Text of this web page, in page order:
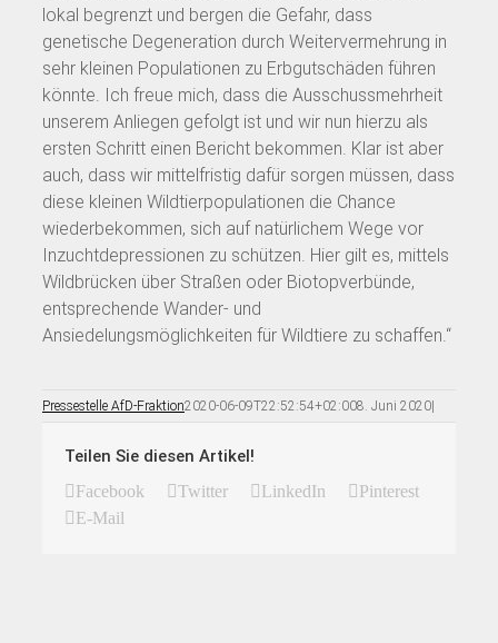
lokal begrenzt und bergen die Gefahr, dass
genetische Degeneration durch Weitervermehrung in
sehr kleinen Populationen zu Erbgutschäden führen
könnte. Ich freue mich, dass die Ausschussmehrheit
unserem Anliegen gefolgt ist und wir nun hierzu als
ersten Schritt einen Bericht bekommen. Klar ist aber
auch, dass wir mittelfristig dafür sorgen müssen, dass
diese kleinen Wildtierpopulationen die Chance
wiederbekommen, sich auf natürlichem Wege vor
Inzuchtdepressionen zu schützen. Hier gilt es, mittels
Wildbrücken über Straßen oder Biotopverbünde,
entsprechende Wander- und
Ansiedelungsmöglichkeiten für Wildtiere zu schaffen.“
Pressestelle AfD-Fraktion2020-06-09T22:52:54+02:008. Juni 2020|
Teilen Sie diesen Artikel!
Facebook Twitter LinkedIn
Pinterest
E-Mail